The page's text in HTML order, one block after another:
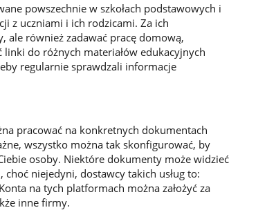
powszechnie w szkołach podstawowych i
z uczniami i ich rodzicami. Za ich
ale również zadawać pracę domową,
linki do różnych materiałów edukacyjnych
regularnie sprawdzali informacje
pracować na konkretnych dokumentach
wszystko można tak skonfigurować, by
osoby. Niektóre dokumenty może widzieć
choć niejedyni, dostawcy takich usług to:
na tych platformach można założyć za
inne firmy.